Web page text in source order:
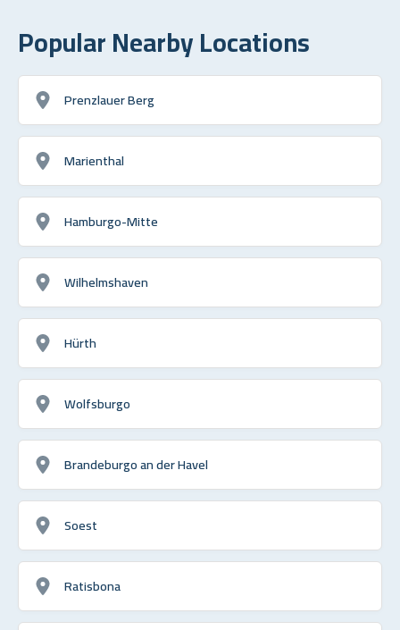
Popular Nearby Locations
Prenzlauer Berg
Marienthal
Hamburgo-Mitte
Wilhelmshaven
Hürth
Wolfsburgo
Brandeburgo an der Havel
Soest
Ratisbona